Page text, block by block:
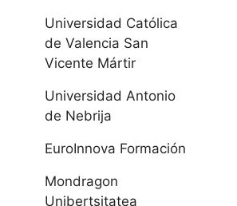
Universidad
Pontificia de
Salamanca
Salamanca
Universidad de
Universidad Católica
de Valencia San
Vicente Mártir
Universidad Antonio
de Nebrija
EuroInnova Formación
Mondragon
Unibertsitatea